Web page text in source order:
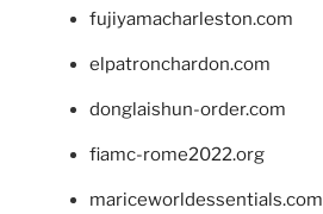
fujiyamacharleston.com
elpatronchardon.com
donglaishun-order.com
fiamc-rome2022.org
mariceworldessentials.com